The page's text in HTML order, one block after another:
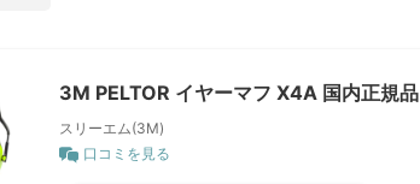
3M PELTOR イヤーマフ X4A 国内正規品
スリーエム(3M)
口コミを見る